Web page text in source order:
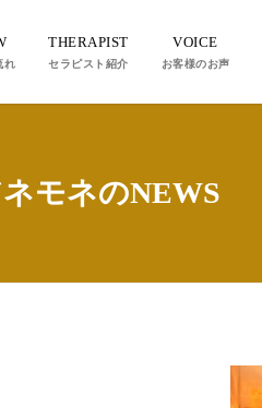
れ
THERAPIST
セラピスト紹介
VOICE
お客様のお声
モネのNEWS